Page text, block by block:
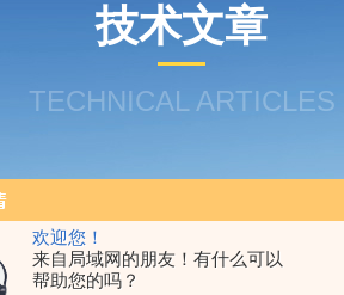
欢迎您！
来自局域网的朋友！有什么可以
帮助您的吗？
技术文章
TECHNICAL ARTICLES